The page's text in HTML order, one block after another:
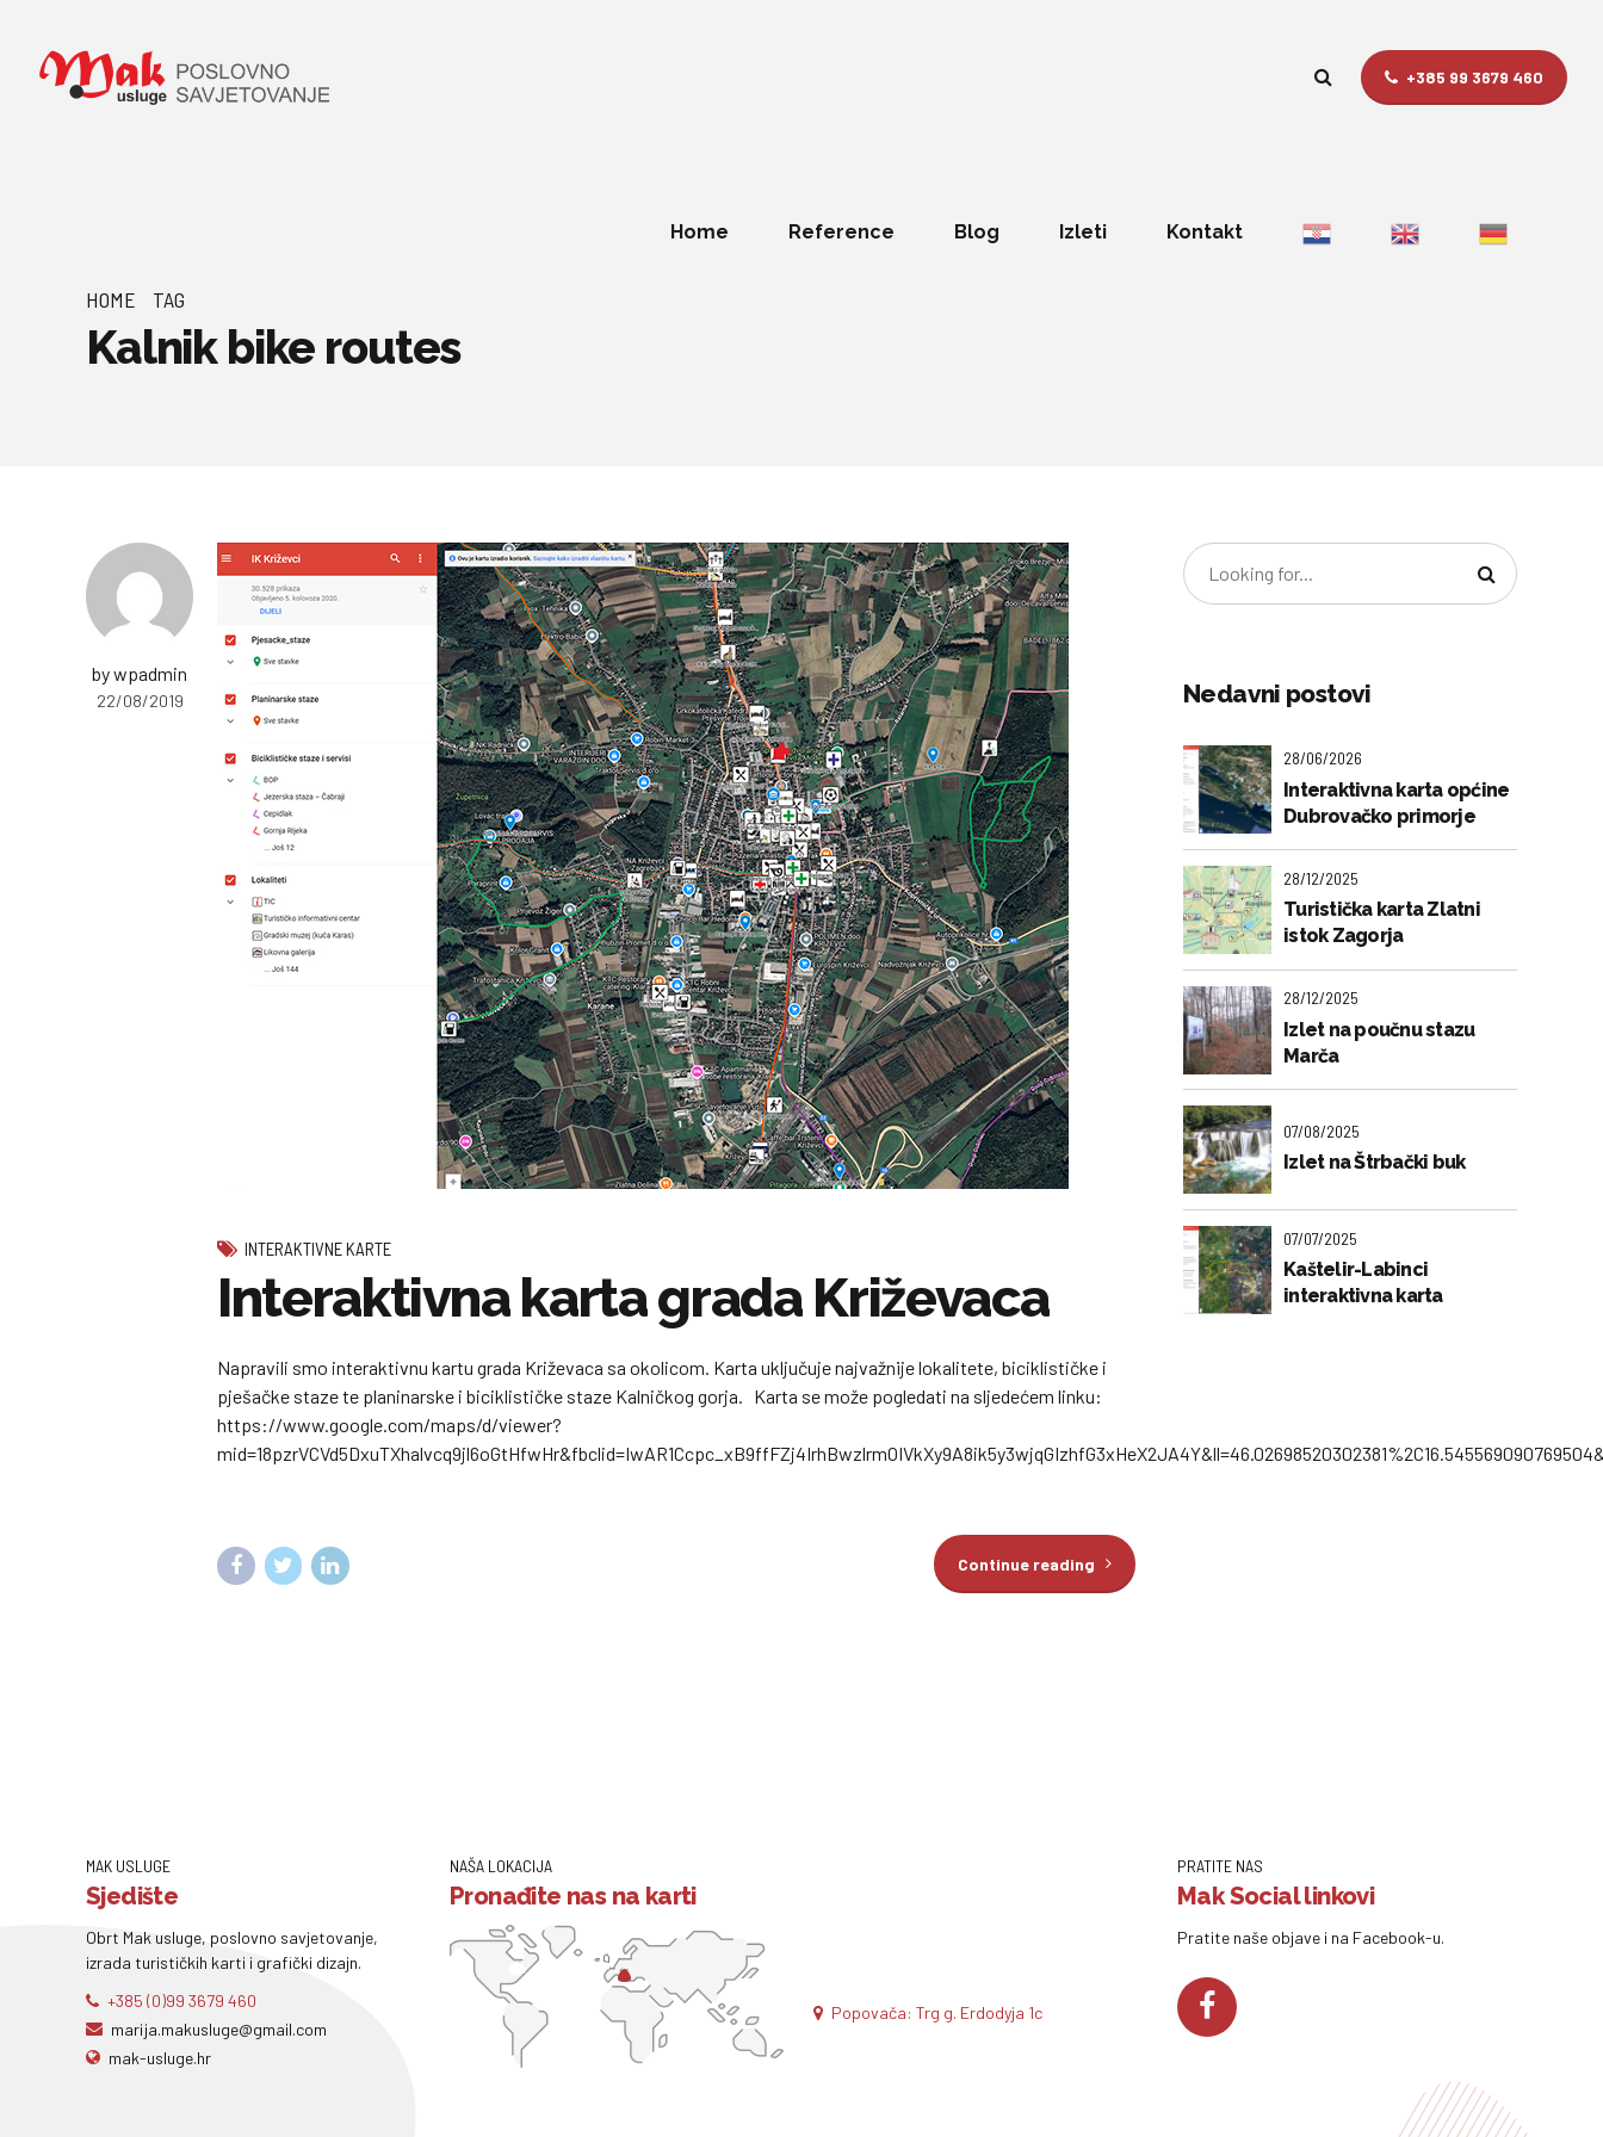
+385 99 3679 460
Home Reference Blog Izleti Kontakt
HOME TAG
Kalnik bike routes
by wpadmin
22/08/2019
INTERAKTIVNE KARTE
Interaktivna karta grada Križevaca
Napravili smo interaktivnu kartu grada Križevaca sa okolicom. Karta uključuje najvažnije lokalitete, biciklističke i
pješačke staze te planinarske i biciklističke staze Kalničkog gorja. Karta se može pogledati na sljedećem linku:
https://www.google.com/maps/d/viewer?
Continue reading
Nedavni postovi
28/06/2026
Interaktivna karta općine
Dubrovačko primorje
28/12/2025
Turistička karta Zlatni
istok Zagorja
28/12/2025
Izlet na poučnu stazu
Marča
07/08/2025
Izlet na Štrbački buk
07/07/2025
Kaštelir-Labinci
interaktivna karta
MAK USLUGE
Sjedište
Obrt Mak usluge, poslovno savjetovanje,
izrada turističkih karti i grafički dizajn.
+385 (0)99 3679 460
marija.makusluge@gmail.com
mak-usluge.hr
NAŠA LOKACIJA
Pronađite nas na karti
Popovača: Trg g. Erdodyja 1c
PRATITE NAS
Mak Social linkovi
Pratite naše objave i na Facebook-u.